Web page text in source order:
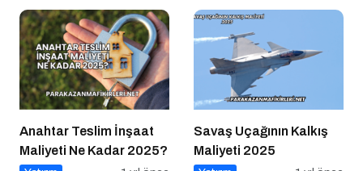
Anahtar Teslim İnşaat
Maliyeti Ne Kadar 2025?
Savaş Uçağının Kalkış
Maliyeti 2025